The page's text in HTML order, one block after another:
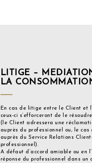
LITIGE –
LA
En cas de litige entre le Client et
ceux-ci s’efforceront de le
(le Client adressera une
auprès du professionnel ou, le cas
auprès du Service Relations
professionnel).
A défaut d’accord amiable ou en
réponse du professionnel dans un